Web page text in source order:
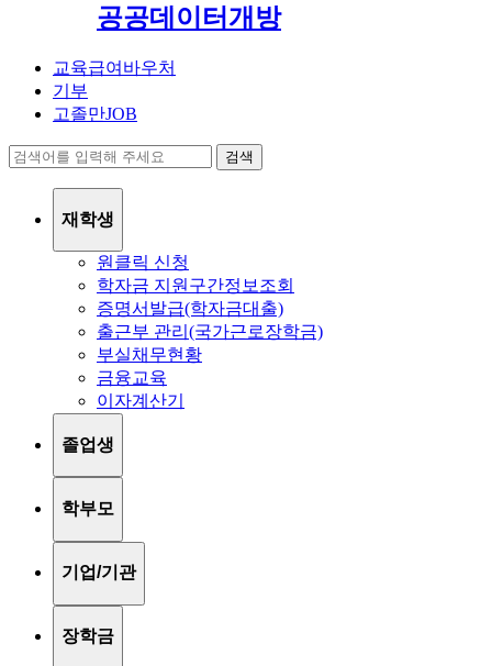
공공데이터개방
교육급여바우처
기부
고졸만JOB
검색
재학생
원클릭 신청
학자금 지원구간정보조회
증명서발급(학자금대출)
출근부 관리(국가근로장학금)
부실채무현황
금융교육
이자계산기
졸업생
학부모
기업/기관
장학금